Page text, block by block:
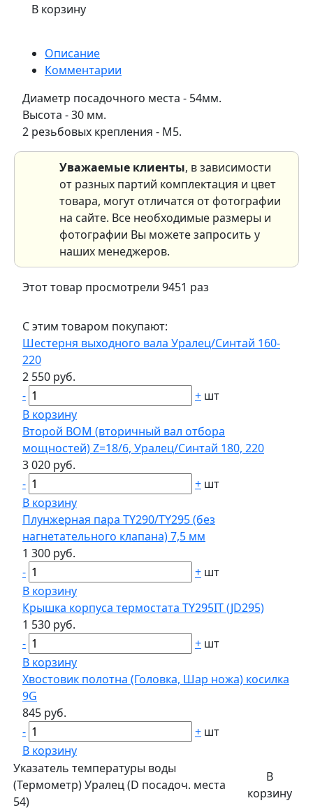
В корзину
Описание
Комментарии
Диаметр посадочного места - 54мм.
Высота - 30 мм.
2 резьбовых крепления - М5.
Уважаемые клиенты, в зависимости
от разных партий комплектация и цвет
товара, могут отличатся от фотографии
на сайте. Все необходимые размеры и
фотографии Вы можете запросить у
наших менеджеров.
Этот товар просмотрели 9451 раз
С этим товаром покупают:
Шестерня выходного вала Уралец/Синтай 160-
220
2 550 руб.
-
+ шт
В корзину
Второй ВОМ (вторичный вал отбора
мощностей) Z=18/6, Уралец/Синтай 180, 220
3 020 руб.
-
+ шт
В корзину
Плунжерная пара TY290/TY295 (без
нагнетательного клапана) 7,5 мм
1 300 руб.
-
+ шт
В корзину
Крышка корпуса термостата TY295IT (JD295)
1 530 руб.
-
+ шт
В корзину
Хвостовик полотна (Головка, Шар ножа) косилка
9G
845 руб.
-
+ шт
В корзину
Указатель температуры воды
(Термометр) Уралец (D посадоч. места
54)
В
корзину